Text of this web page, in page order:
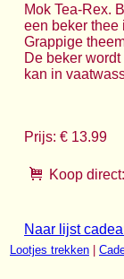
Mok Tea-Rex.
een beker thee
Grappige
De beker
kan in
Prijs: € 13.99
Koop direct:
Naar lijst
Lootjes trekken